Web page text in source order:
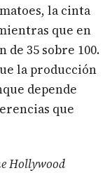
la cinta
que en
35 sobre 100.
la producción
depende
que
Hollywood